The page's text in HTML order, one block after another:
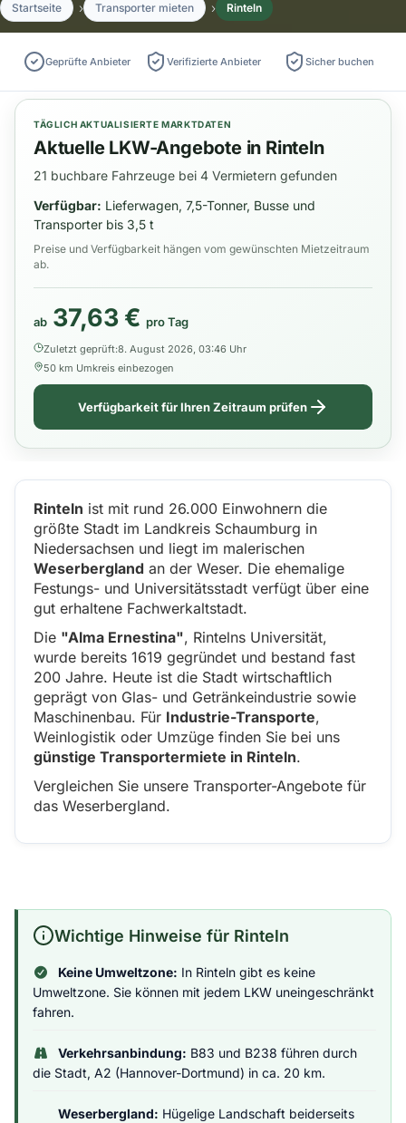
Startseite Transporter mieten Rinteln
Geprüfte Anbieter Verifizierte Anbieter Sicher buchen
TÄGLICH AKTUALISIERTE MARKTDATEN
Aktuelle LKW-Angebote in Rinteln
21 buchbare Fahrzeuge bei 4 Vermietern gefunden
Verfügbar: Lieferwagen, 7,5-Tonner, Busse und
Transporter bis 3,5 t
Preise und Verfügbarkeit hängen vom gewünschten Mietzeitraum
ab.
ab 37,63 € pro Tag
Zuletzt geprüft:8. August 2026, 03:46 Uhr
50 km Umkreis einbezogen
Verfügbarkeit für Ihren Zeitraum prüfen
Rinteln ist mit rund 26.000 Einwohnern die
größte Stadt im Landkreis Schaumburg in
Niedersachsen und liegt im malerischen
Weserbergland an der Weser. Die ehemalige
Festungs- und Universitätsstadt verfügt über eine
gut erhaltene Fachwerkaltstadt.
Die "Alma Ernestina", Rintelns Universität,
wurde bereits 1619 gegründet und bestand fast
200 Jahre. Heute ist die Stadt wirtschaftlich
geprägt von Glas- und Getränkeindustrie sowie
Maschinenbau. Für Industrie-Transporte,
Weinlogistik oder Umzüge finden Sie bei uns
günstige Transportermiete in Rinteln.
Vergleichen Sie unsere Transporter-Angebote für
das Weserbergland.
Wichtige Hinweise für Rinteln
Keine Umweltzone: In Rinteln gibt es keine
Umweltzone. Sie können mit jedem LKW uneingeschränkt
fahren.
Verkehrsanbindung: B83 und B238 führen durch
die Stadt, A2 (Hannover-Dortmund) in ca. 20 km.
Weserbergland: Hügelige Landschaft beiderseits